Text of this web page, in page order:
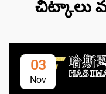
చిట్కాలు
03
Nov